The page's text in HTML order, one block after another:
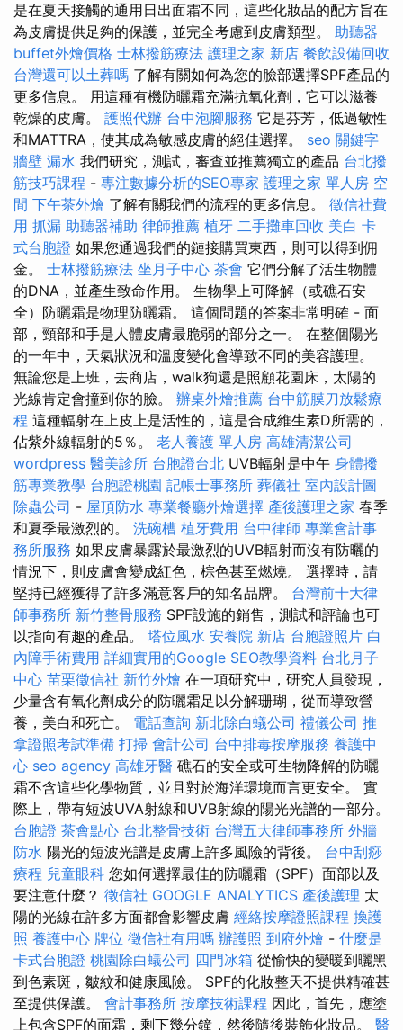
是在夏天接觸的通用日出面霜不同，這些化妝品的配方旨在
為皮膚提供足夠的保護，並完全考慮到皮膚類型。 助聽器
buffet外燴價格 士林撥筋療法 護理之家 新店 餐飲設備回收
台灣還可以土葬嗎 了解有關如何為您的臉部選擇SPF產品的
更多信息。 用這種有機防曬霜充滿抗氧化劑，它可以滋養
乾燥的皮膚。 護照代辦 台中泡腳服務 它是芬芳，低過敏性
和MATTRA，使其成為敏感皮膚的絕佳選擇。 seo 關鍵字
牆壁 漏水 我們研究，測試，審查並推薦獨立的產品 台北撥
筋技巧課程 - 專注數據分析的SEO專家 護理之家 單人房 空
間 下午茶外燴 了解有關我們的流程的更多信息。 徵信社費
用 抓漏 助聽器補助 律師推薦 植牙 二手攤車回收 美白 卡
式台胞證 如果您通過我們的鏈接購買東西，則可以得到佣
金。 士林撥筋療法 坐月子中心 茶會 它們分解了活生物體
的DNA，並產生致命作用。 生物學上可降解（或礁石安
全）防曬霜是物理防曬霜。 這個問題的答案非常明確 - 面
部，頸部和手是人體皮膚最脆弱的部分之一。 在整個陽光
的一年中，天氣狀況和溫度變化會導致不同的美容護理。
無論您是上班，去商店，walk狗還是照顧花園床，太陽的
光線肯定會撞到你的臉。 辦桌外燴推薦 台中筋膜刀放鬆療
程 這種輻射在上皮上是活性的，這是合成維生素D所需的，
佔紫外線輻射的5％。 老人養護 單人房 高雄清潔公司
wordpress 醫美診所 台胞證台北 UVB輻射是中午 身體撥
筋專業教學 台胞證桃園 記帳士事務所 葬儀社 室內設計圖
除蟲公司 - 屋頂防水 專業餐廳外燴選擇 產後護理之家 春季
和夏季最激烈的。 洗碗槽 植牙費用 台中律師 專業會計事
務所服務 如果皮膚暴露於最激烈的UVB輻射而沒有防曬的
情況下，則皮膚會變成紅色，棕色甚至燃燒。 選擇時，請
堅持已經獲得了許多滿意客戶的知名品牌。 台灣前十大律
師事務所 新竹整骨服務 SPF設施的銷售，測試和評論也可
以指向有趣的產品。 塔位風水 安養院 新店 台胞證照片 白
內障手術費用 詳細實用的Google SEO教學資料 台北月子
中心 苗栗徵信社 新竹外燴 在一項研究中，研究人員發現，
少量含有氧化劑成分的防曬霜足以分解珊瑚，從而導致營
養，美白和死亡。 電話查詢 新北除白蟻公司 禮儀公司 推
拿證照考試準備 打掃 會計公司 台中排毒按摩服務 養護中
心 seo agency 高雄牙醫 礁石的安全或可生物降解的防曬
霜不含這些化學物質，並且對於海洋環境而言更安全。 實
際上，帶有短波UVA射線和UVB射線的陽光光譜的一部分。
台胞證 茶會點心 台北整骨技術 台灣五大律師事務所 外牆
防水 陽光的短波光譜是皮膚上許多風險的背後。 台中刮痧
療程 兒童眼科 您如何選擇最佳的防曬霜（SPF）面部以及
要注意什麼？ 徵信社 GOOGLE ANALYTICS 產後護理 太
陽的光線在許多方面都會影響皮膚 經絡按摩證照課程 換護
照 養護中心 牌位 徵信社有用嗎 辦護照 到府外燴 - 什麼是
卡式台胞證 桃園除白蟻公司 四門冰箱 從愉快的變暖到曬黑
到色素斑，皺紋和健康風險。 SPF的化妝整天不提供精確甚
至提供保護。 會計事務所 按摩技術課程 因此，首先，應塗
上包含SPF的面霜，剩下幾分鐘，然後隨後裝飾化妝品。 醫